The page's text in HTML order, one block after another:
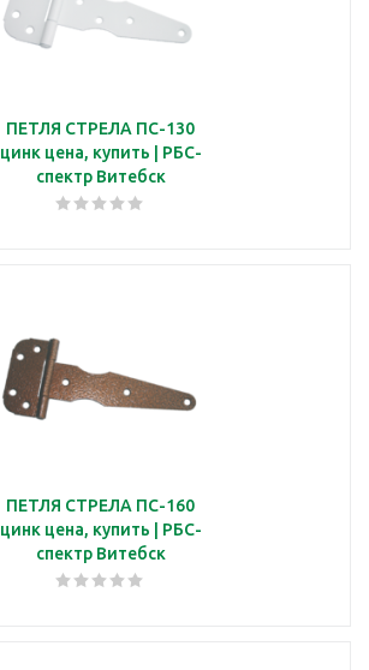
ПЕТЛЯ СТРЕЛА ПС-130
цинк цена, купить | РБС-
спектр Витебск
ПЕТЛЯ СТРЕЛА ПС-160
цинк цена, купить | РБС-
спектр Витебск